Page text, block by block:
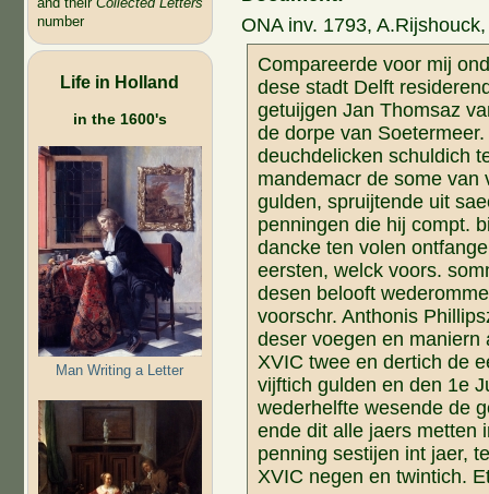
number
Life in Holland
in the 1600's
Man Writing a Letter
ONA inv. 1793,
Compareerde voor mij
dese stadt Delft
getuijgen Jan Thomsaz
de dorpe van
deuchdelicken schuldich
mandemacr de some van
gulden, spruijtende uit
penningen die hij compt.
dancke ten volen
eersten, welck voors.
desen belooft
voorschr. Anthonis
deser voegen en
XVIC twee en dertich de
vijftich gulden en den 1e
wederhelfte wesende de
ende dit alle jaers metten
penning sestijen int jaer,
XVIC negen en twintich.